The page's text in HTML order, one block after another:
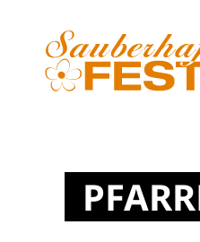
Zum Hauptinhalt